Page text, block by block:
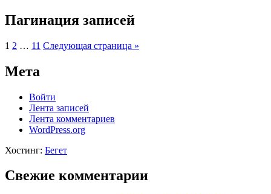
Пагинация записей
1 2 … 11 Следующая страница »
Мета
Войти
Лента записей
Лента комментариев
WordPress.org
Хостинг: Бегет
Свежие комментарии